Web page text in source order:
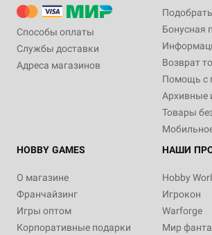
Способы оплаты
Службы доставки
Адреса магазинов
Бонусная
Возврат
Помощь с
Архивные
Товары
HOBBY GAMES
О магазине
Франчайзинг
Игры оптом
Корпоративные подарки
НАШИ
Hobby
Игрокон
Warforge
Мир